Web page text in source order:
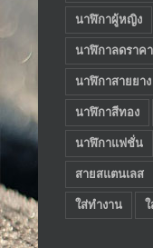
นาฬิกาผู้หญิง
นาฬิกาลดราคา
นาฬิกาสายยาง
นาฬิกาสีทอง
นาฬิกาแฟชั่น
สายสแตนเลส
ใส่ทำงาน